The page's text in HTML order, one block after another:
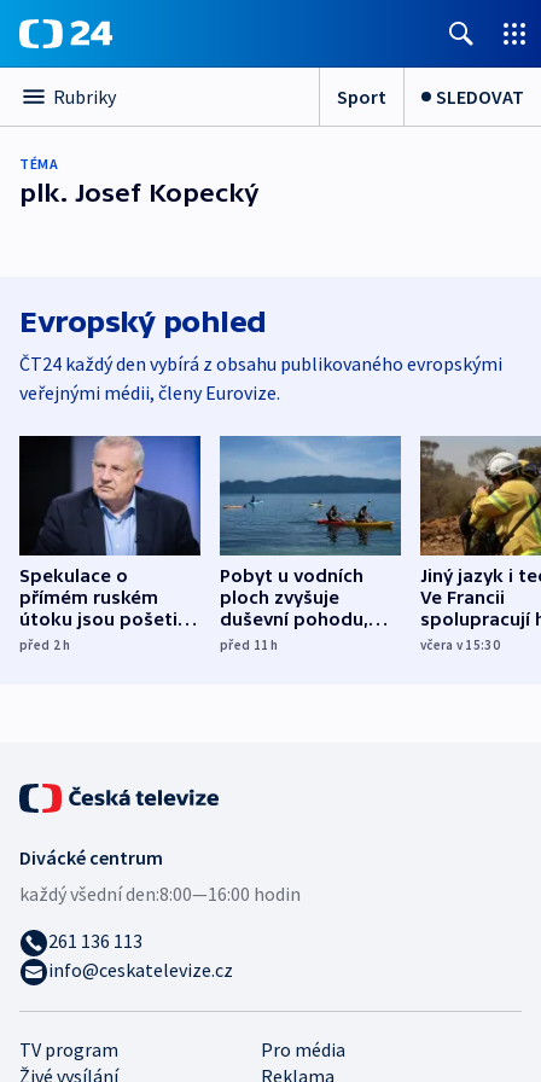
Rubriky Sport SLEDOVAT
TÉMA
plk. Josef Kopecký
Evropský pohled
ČT24 každý den vybírá z obsahu publikovaného evropskými
veřejnými médii, členy Eurovize.
Spekulace o
přímém ruském
útoku jsou pošetilé,
míní estonský
před 2h
Pobyt u vodních
ploch zvyšuje
duševní pohodu,
ukázala
před 11h
Jiný jazyk i
Ve Francii
spolupracují
různých zemí
včera v 15:30
TV program
Pro média
Živé vysílání
Reklama
Divácké centrum
každý všední den:8:00—16:00 hodin
261 136 113
info@ceskatelevize.cz